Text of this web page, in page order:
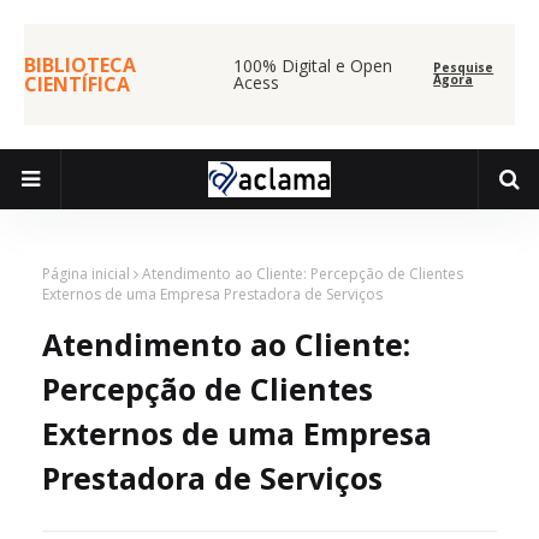
BIBLIOTECA
CIENTÍFICA
100% Digital e Open
Acess
Pesquise
Agora
Página inicial
Atendimento ao Cliente: Percepção de Clientes
Externos de uma Empresa Prestadora de Serviços
Atendimento ao Cliente:
Percepção de Clientes
Externos de uma Empresa
Prestadora de Serviços